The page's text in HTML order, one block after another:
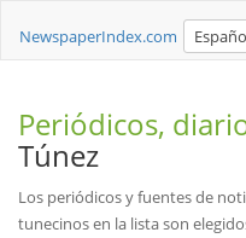
NewspaperIndex.com
Periódicos,
Túnez
Los periódicos y fuentes de
tunecinos en la lista son